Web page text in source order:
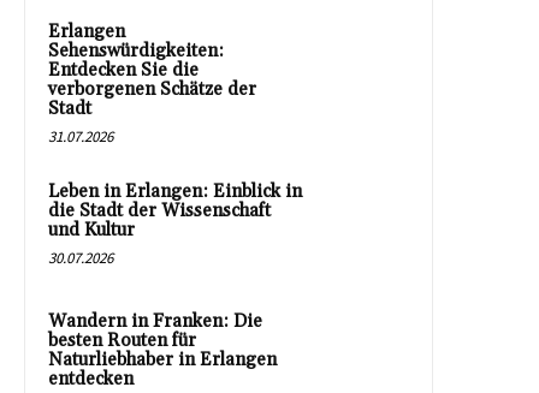
Erlangen
Sehenswürdigkeiten:
Entdecken Sie die
verborgenen Schätze der
Stadt
31.07.2026
Leben in Erlangen: Einblick in
die Stadt der Wissenschaft
und Kultur
30.07.2026
Wandern in Franken: Die
besten Routen für
Naturliebhaber in Erlangen
entdecken